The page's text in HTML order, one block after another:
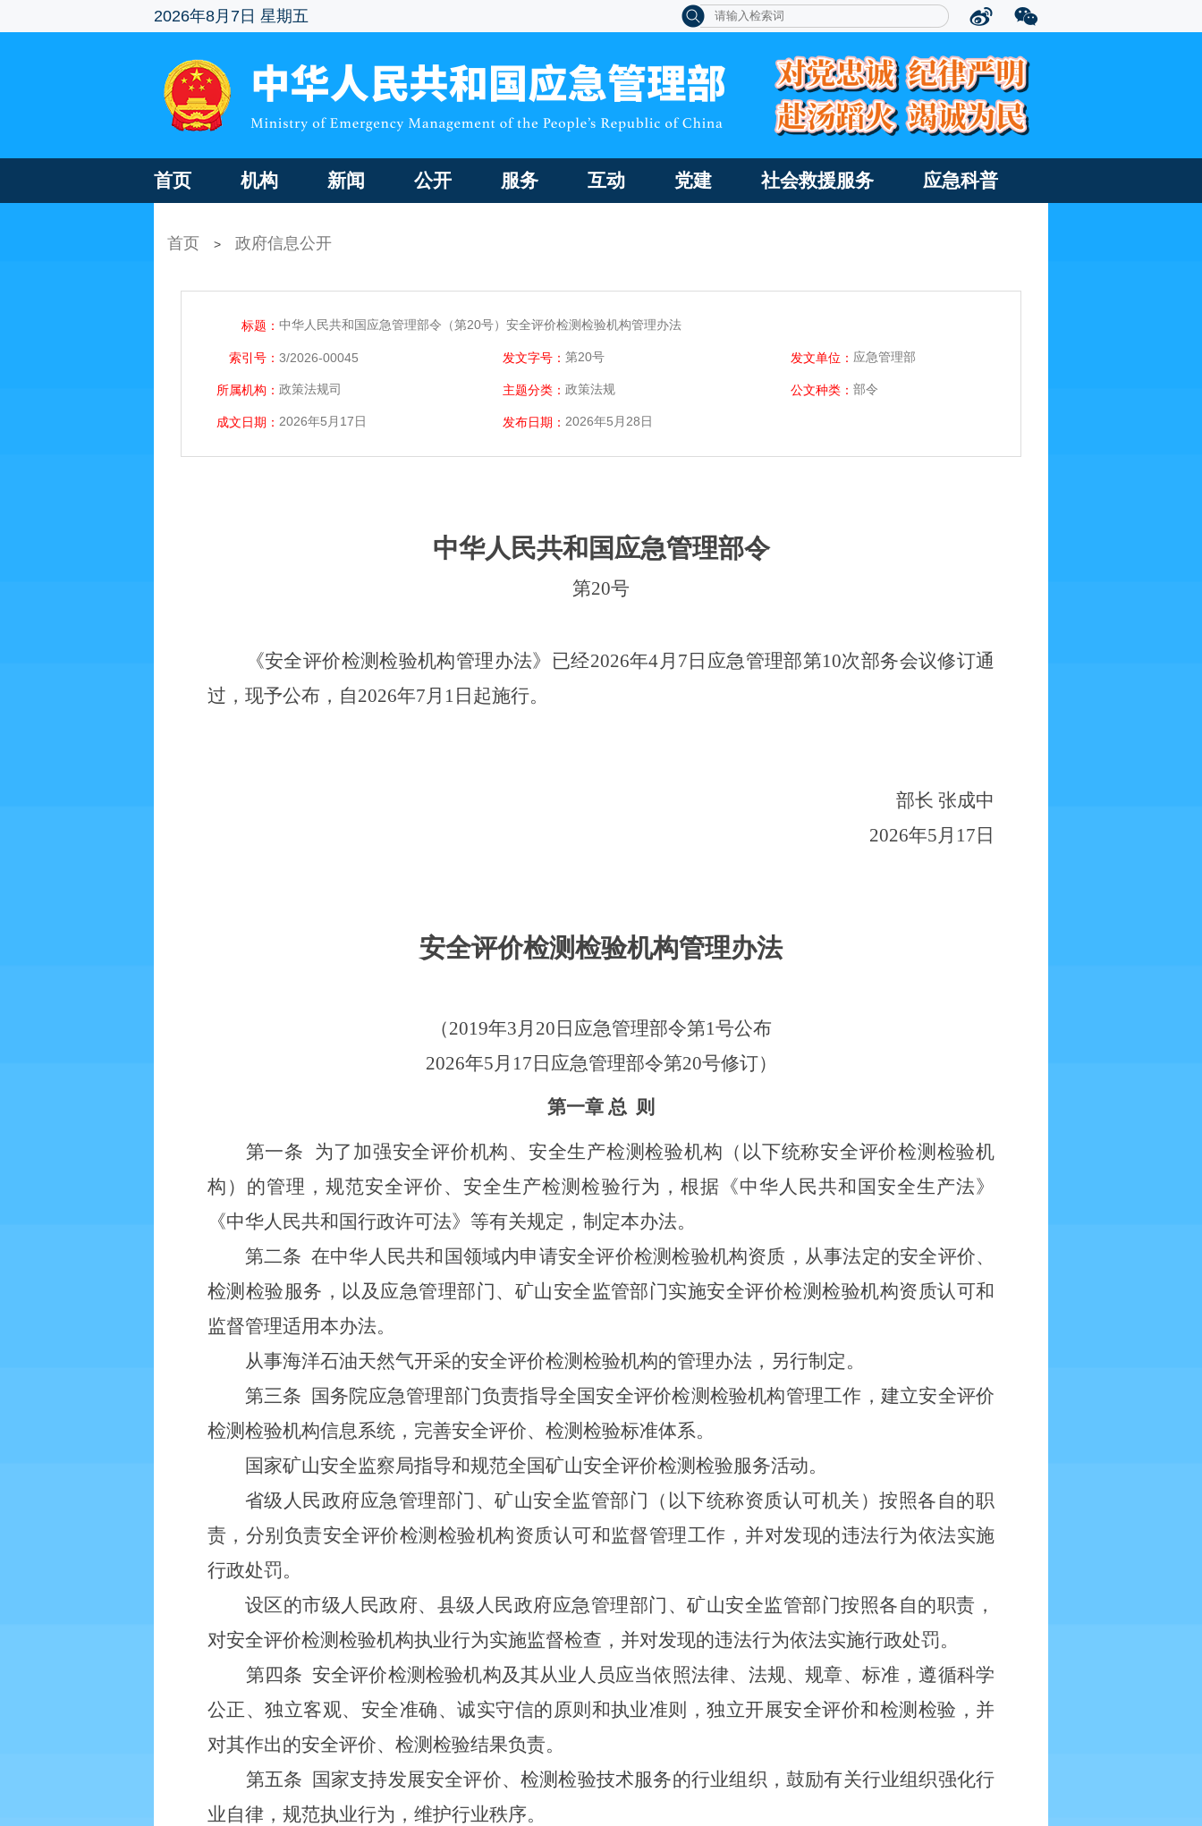
2026年8月7日 星期五
首页 机构 新闻 公开 服务 互动 党建 社会救援服务 应急科普
首页 > 政府信息公开
标题： 中华人民共和国应急管理部令（第20号）安全评价检测检验机构管理办法
索引号： 3/2026-00045 发文字号： 第20号 发文单位： 应急管理部
所属机构： 政策法规司 主题分类： 政策法规 公文种类： 部令
成文日期： 2026年5月17日 发布日期： 2026年5月28日
中华人民共和国应急管理部令
第20号
《安全评价检测检验机构管理办法》 已经2026年4月 7 日应急管理部第10次部务会议修订通
过 ，现予公布，自2026年7月 1 日起施行。
部长 张成中
2026年5月 17 日
安全评价检测检验机构管理办法
（2019年3月20日应急管理部令第1号公布
2026年5月17日应急管理部令第20号修订）
第一章 总 则
第一条
为了加强安全评价机构、安全生产检测检验机构（以下统称安全评价检测检验机
构）的管理，规范安全评价、安全生产检测检验行为， 根据《中华人民共和国安全生产法》
《中华人民共和国行政许可法》等有关规定，制定本办法。
第二条 在中华人民共和国领域内申请安全评价检测检验机构资质，从事法定的安全评价、
检测检验服务，以及应急管理部门、矿山安全监管部门实施安全评价检测检验机构资质认可和
监督管理适用本办法。
从事海洋石油天然气开采的安全评价检测检验机构的管理办法，另行制定。
第三条
国务院应急管理部门负责指导全国安全评价检测检验机构管理工作，建立安全评价
检测检验机构信息系统，完善安全评价、检测检验标准体系。
国家矿山安全监察局指导和规范全国矿山安全评价检测检验服务活动。
省级人民政府应急管理部门、矿山安全监管部门（以下统称资质认可机关）按照各自的职
责，分别负责安全评价检测检验机构资质认可和监督管理工作，并对发现的违法行为依法实施
行政处罚。
设区的市级人民政府、县级人民政府应急管理部门、矿山安全监管部门按照各自的职责，
对安全评价检测检验机构执业行为实施监督检查，并对发现的违法行为依法实施行政处罚。
第四条 安全评价检测检验机构及其从业人员应当依照法律、法规、规章、标准，遵循科学
公正、独立客观、安全准确、诚实守信的原则和执业准则，独立开展安全评价和检测检验，并
对其作出的安全评价、检测检验结果负责。
第五条
国家支持发展安全评价、检测检验技术服务的行业组织，鼓励有关行业组织强化行
业自律，规范执业行为，维护行业秩序。